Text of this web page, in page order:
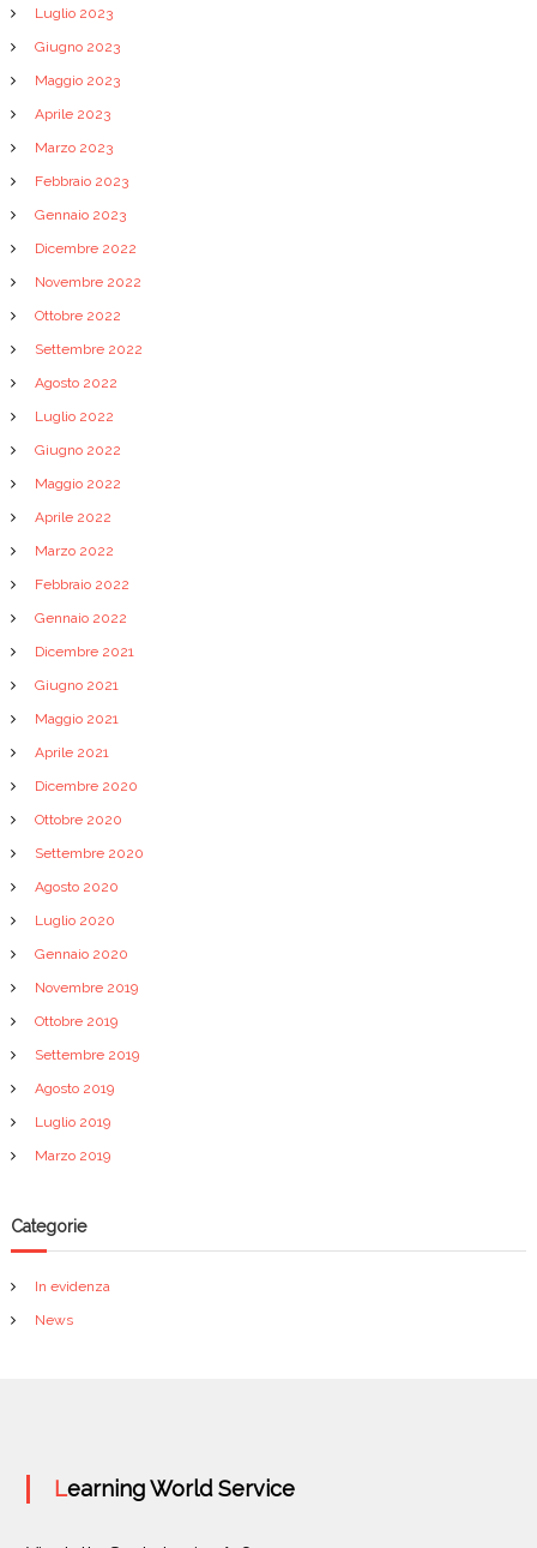
Luglio 2023
Giugno 2023
Maggio 2023
Aprile 2023
Marzo 2023
Febbraio 2023
Gennaio 2023
Dicembre 2022
Novembre 2022
Ottobre 2022
Settembre 2022
Agosto 2022
Luglio 2022
Giugno 2022
Maggio 2022
Aprile 2022
Marzo 2022
Febbraio 2022
Gennaio 2022
Dicembre 2021
Giugno 2021
Maggio 2021
Aprile 2021
Dicembre 2020
Ottobre 2020
Settembre 2020
Agosto 2020
Luglio 2020
Gennaio 2020
Novembre 2019
Ottobre 2019
Settembre 2019
Agosto 2019
Luglio 2019
Marzo 2019
Categorie
In evidenza
News
Learning World Service